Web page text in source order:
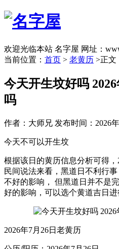
欢迎光临本站 名字屋 网址：
当前位置： 首页 > 老黄历 >正文
今天开生坟好吗
吗
作者：大师兄 发布时间：2026
今天不可以开生坟
根据该日的黄历信息分析可得
民间说法来看，黑道日不利行
不好的影响， 但黑道日并不是
好的影响，可以选个黄道吉日进
2026年7月26日老黄历